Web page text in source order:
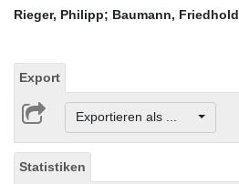
Rieger, Philipp; Baumann, Friedhold
Export
Exportieren als ...
Statistiken